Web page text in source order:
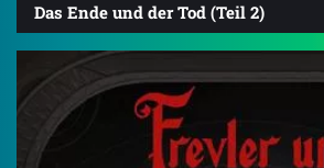
Das Ende und der Tod (Teil 2)